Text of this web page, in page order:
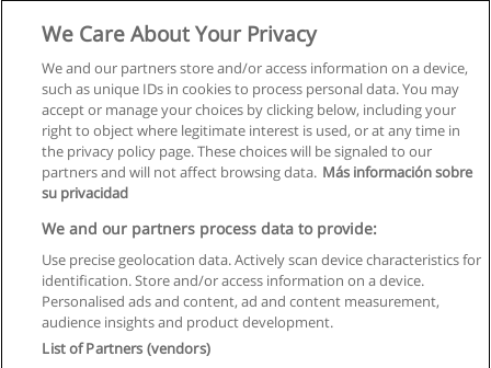
Próxima
de
Regras de uso
Privacidade de dados
We Care About Your Privacy
We and our partners store and/or access information on a device,
such as unique IDs in cookies to process personal data. You may
accept or manage your choices by clicking below, including your
right to object where legitimate interest is used, or at any time in
the privacy policy page. These choices will be signaled to our
partners and will not affect browsing data. Más información sobre
su privacidad
We and our partners process data to provide:
Use precise geolocation data. Actively scan device characteristics for
identification. Store and/or access information on a device.
Personalised ads and content, ad and content measurement,
audience insights and product development.
List of Partners (vendors)